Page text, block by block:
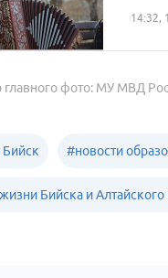
14:32,
главного фото: МУ МВД
#новости
Бийска и Алтайского